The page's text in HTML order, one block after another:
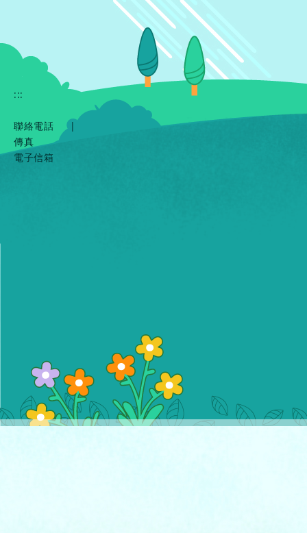
:::
聯絡電話
|
傳真
電子信箱